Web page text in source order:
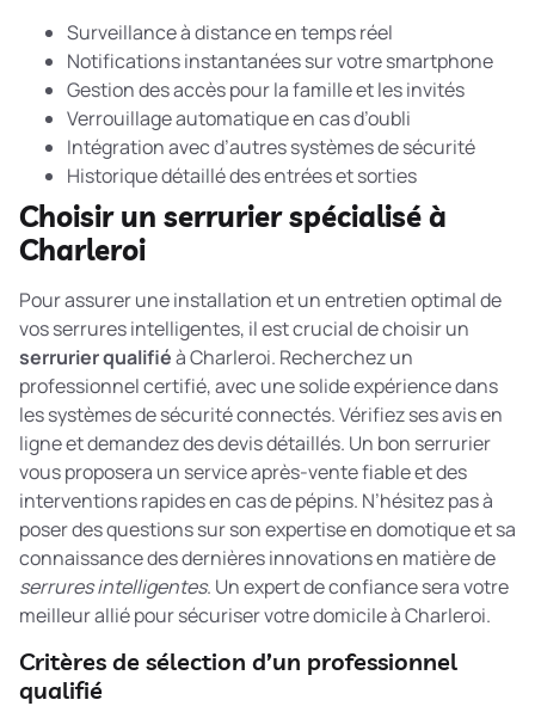
Surveillance à distance en temps réel
Notifications instantanées sur votre smartphone
Gestion des accès pour la famille et les invités
Verrouillage automatique en cas d’oubli
Intégration avec d’autres systèmes de sécurité
Historique détaillé des entrées et sorties
Choisir un serrurier spécialisé à
Charleroi
Pour assurer une installation et un entretien optimal de
vos serrures intelligentes, il est crucial de choisir un
serrurier qualifiéà Charleroi. Recherchez un
professionnel certifié, avec une solide expérience dans
les systèmes de sécurité connectés. Vérifiez ses avis en
ligne et demandez des devis détaillés. Un bon serrurier
vous proposera un service après-vente fiable et des
interventions rapides en cas de pépins. N’hésitez pas à
poser des questions sur son expertise en domotique et sa
connaissance des dernières innovations en matière de
serrures intelligentes. Un expert de confiance sera votre
meilleur allié pour sécuriser votre domicile à Charleroi.
Critères de sélection d’un professionnel
qualifié